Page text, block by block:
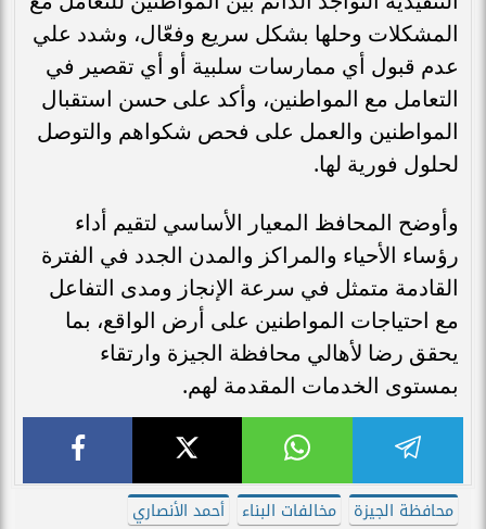
المشكلات وحلها بشكل سريع وفعّال، وشدد علي
عدم قبول أي ممارسات سلبية أو أي تقصير في
التعامل مع المواطنين، وأكد على حسن استقبال
المواطنين والعمل على فحص شكواهم والتوصل
لحلول فورية لها.
وأوضح المحافظ المعيار الأساسي لتقيم أداء
رؤساء الأحياء والمراكز والمدن الجدد في الفترة
القادمة متمثل في سرعة الإنجاز ومدى التفاعل
مع احتياجات المواطنين على أرض الواقع، بما
يحقق رضا لأهالي محافظة الجيزة وارتقاء
بمستوى الخدمات المقدمة لهم.
محافظة الجيزة مخالفات البناء أحمد الأنصاري